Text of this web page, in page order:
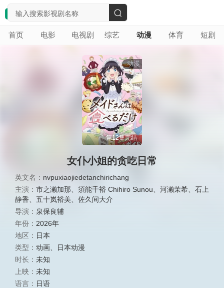
首页 电影 电视剧 综艺 动漫 体育 短剧
搜
动漫
第12集完结
女仆小姐的贪吃日常
英文名： nvpuxiaojiedetanchirichang
主演： 市之濑加那 須能千裕 Chihiro Sunou 河濑茉希
石上
静香
五十岚裕美
佐久间大介
导演： 泉保良辅
年份： 2026年
地区： 日本
类型： 动画
日本动漫
时长： 未知
上映： 未知
语言： 日语